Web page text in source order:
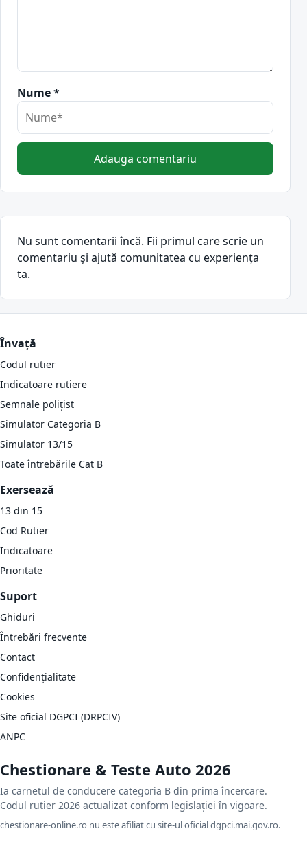
Nume *
Adauga comentariu
Nu sunt comentarii încă. Fii primul care scrie un
comentariu și ajută comunitatea cu experiența
ta.
Învață
Codul rutier
Indicatoare rutiere
Semnale polițist
Simulator Categoria B
Simulator 13/15
Toate întrebările Cat B
Exersează
13 din 15
Cod Rutier
Indicatoare
Prioritate
Suport
Ghiduri
Întrebări frecvente
Contact
Confidențialitate
Cookies
Site oficial DGPCI (DRPCIV)
ANPC
Chestionare & Teste Auto 2026
Ia carnetul de conducere categoria B din prima încercare.
Codul rutier 2026 actualizat conform legislației în vigoare.
chestionare-online.ro nu este afiliat cu site-ul oficial dgpci.mai.gov.ro.